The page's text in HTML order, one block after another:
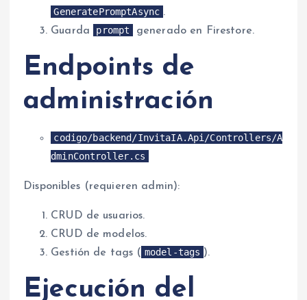
GeneratePromptAsync .
Guarda
prompt generado en Firestore.
Endpoints de
administración
codigo/backend/InvitaIA.Api/Controllers/A
dminController.cs
Disponibles (requieren admin):
CRUD de usuarios.
CRUD de modelos.
Gestión de tags ( model-tags ).
Ejecución del